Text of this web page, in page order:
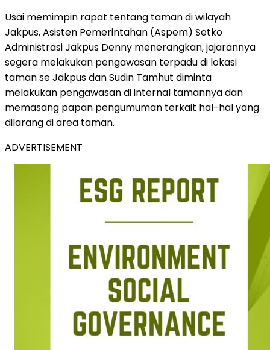
Usai memimpin rapat tentang taman di wilayah
Jakpus, Asisten Pemerintahan (Aspem) Setko
Administrasi Jakpus Denny menerangkan, jajarannya
segera melakukan pengawasan terpadu di lokasi
taman se Jakpus dan Sudin Tamhut diminta
melakukan pengawasan di internal tamannya dan
memasang papan pengumuman terkait hal-hal yang
dilarang di area taman.
ADVERTISEMENT